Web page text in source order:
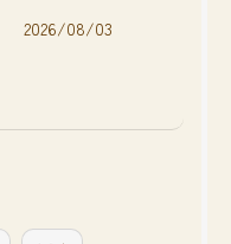
2026/08/03